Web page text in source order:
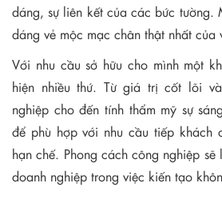
dáng, sự liên kết của các bức tường.
dáng vẻ mộc mạc chân thật nhất của
Với nhu cầu sở hữu cho mình một
hiện nhiều thứ. Từ giá trị cốt lõi
nghiệp cho đến tính thẩm mỹ sự
để phù hợp với nhu cầu tiếp khách
hạn chế. Phong cách công nghiệp
doanh nghiệp trong việc kiến tạo